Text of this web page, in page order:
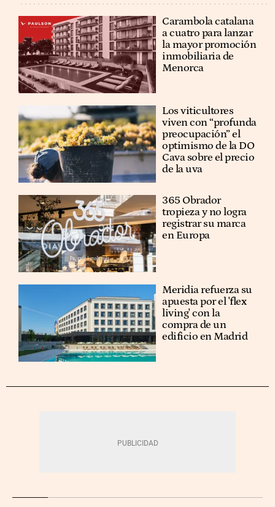
Carambola catalana
a cuatro para lanzar
la mayor promoción
inmobiliaria de
Menorca
Los viticultores
viven con “profunda
preocupación” el
optimismo de la DO
Cava sobre el precio
de la uva
365 Obrador
tropieza y no logra
registrar su marca
en Europa
Meridia refuerza su
apuesta por el 'flex
living' con la
compra de un
edificio en Madrid